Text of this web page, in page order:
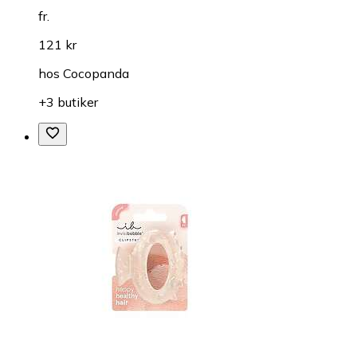
fr.
121 kr
hos Cocopanda
+3 butiker